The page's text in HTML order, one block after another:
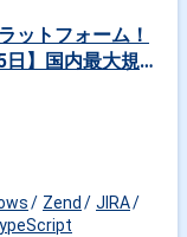
後の持続可能な開発
のほか、
トを置き換えるための
気ある雰囲気です。 ※
ットフォーム！
】国内最大規模
たるサービスの
Zend
JIRA